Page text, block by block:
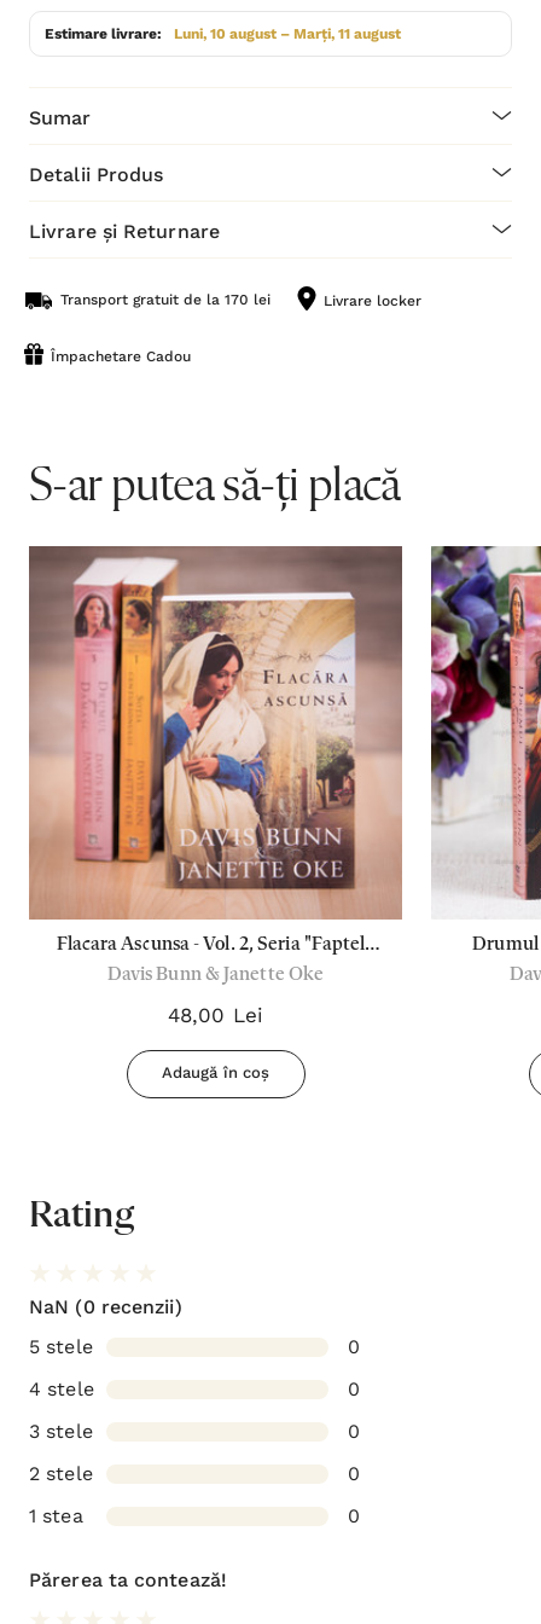
Estimare livrare: Luni, 10 august – Marți, 11 august
Sumar
Detalii Produs
Livrare și Returnare
Transport gratuit de la 170 lei Livrare locker
Împachetare Cadou
S-ar putea să-ți placă
Flacara Ascunsa - Vol. 2, Seria "Faptele
Credintei"
Davis Bunn & Janette Oke
48,00 Lei
Adaugă în coș
Drumul
Rating
NaN (0 recenzii)
5 stele
0
4 stele
0
3 stele
0
2 stele
0
1 stea
0
Părerea ta contează!